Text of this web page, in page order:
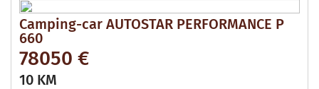
Camping-car AUTOSTAR PERFORMANCE P
660
78050 €
10 KM